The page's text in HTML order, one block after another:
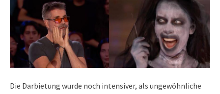
Die Darbietung wurde noch intensiver, als ungewöhnliche